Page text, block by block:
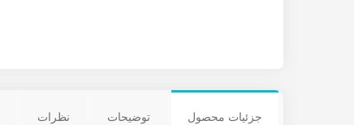
جزئیات محصول توضیحات نظرات